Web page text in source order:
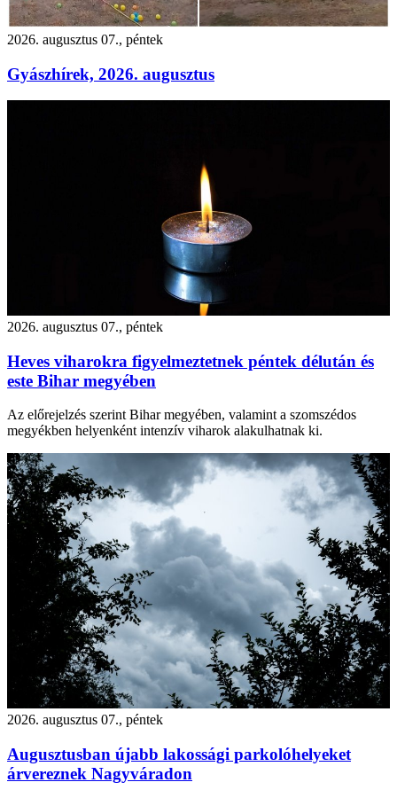
2026. augusztus 07., péntek
Gyászhírek, 2026. augusztus
2026. augusztus 07., péntek
Heves viharokra figyelmeztetnek péntek délután és
este Bihar megyében
Az előrejelzés szerint Bihar megyében, valamint a szomszédos
megyékben helyenként intenzív viharok alakulhatnak ki.
2026. augusztus 07., péntek
Augusztusban újabb lakossági parkolóhelyeket
árvereznek Nagyváradon